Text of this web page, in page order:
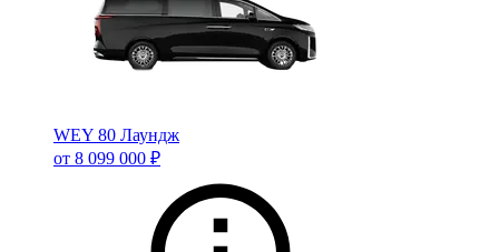
WEY 80 Лаундж
от 8 099 000 ₽